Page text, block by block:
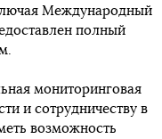
Международный
полный
мониторинговая
и сотрудничеству в
возможность